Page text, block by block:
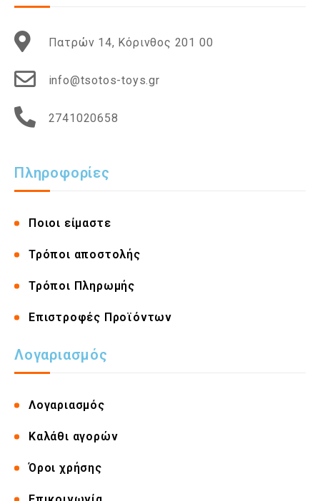
Πατρών 14, Κόρινθος 201 00
info@tsotos-toys.gr
2741020658
Πληροφορίες
Ποιοι είμαστε
Τρόποι αποστολής
Τρόποι Πληρωμής
Επιστροφές Προϊόντων
Λογαριασμός
Λογαριασμός
Καλάθι αγορών
Όροι χρήσης